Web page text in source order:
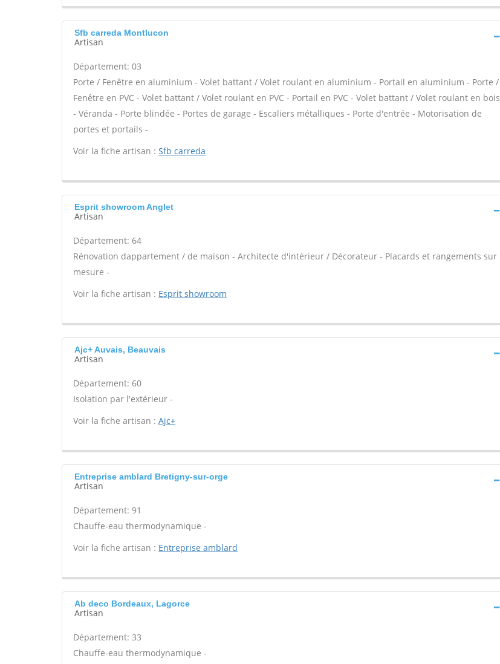
Sfb carreda Montlucon
Artisan
Département: 03
Porte / Fenêtre en aluminium - Volet battant / Volet roulant en aluminium - Portail en aluminium - Porte /
Fenêtre en PVC - Volet battant / Volet roulant en PVC - Portail en PVC - Volet battant / Volet roulant en bois
- Véranda - Porte blindée - Portes de garage - Escaliers métalliques - Porte d'entrée - Motorisation de
portes et portails -
Voir la fiche artisan : Sfb carreda
Esprit showroom Anglet
Artisan
Département: 64
Rénovation dappartement / de maison - Architecte d'intérieur / Décorateur - Placards et rangements sur
mesure -
Voir la fiche artisan : Esprit showroom
Ajc+ Auvais, Beauvais
Artisan
Département: 60
Isolation par l'extérieur -
Voir la fiche artisan : Ajc+
Entreprise amblard Bretigny-sur-orge
Artisan
Département: 91
Chauffe-eau thermodynamique -
Voir la fiche artisan : Entreprise amblard
Ab deco Bordeaux, Lagorce
Artisan
Département: 33
Chauffe-eau thermodynamique -